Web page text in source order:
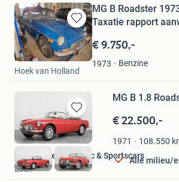
Bewaren
in
Mijn
Favorieten
MG B Roadster
Taxatie rapport
€ 9.750,-
1973 Benzine
Pim en Lisette
Hoek van Holland
Bewaren
in
Mijn
Favorieten
MG B 1.8
€ 22.500,-
1971 108.550
Alle milieu/
Hofman Leek Classic & Sportscars
Leek